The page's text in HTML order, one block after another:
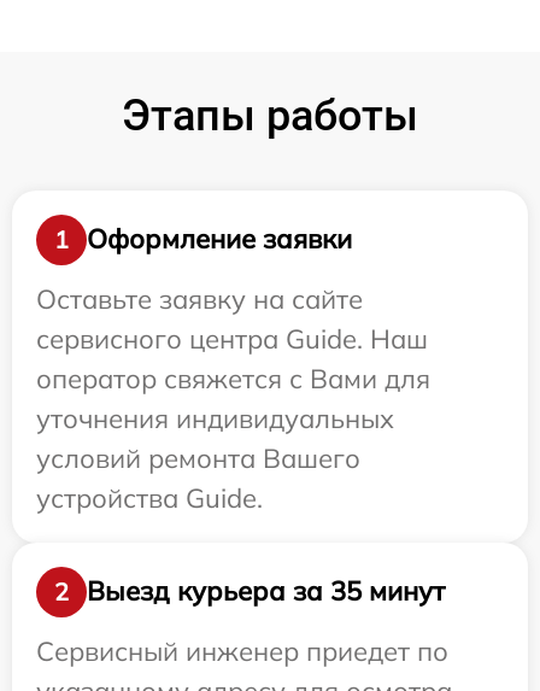
Этапы работы
1
Оформление заявки
Оставьте заявку на сайте
сервисного центра Guide. Наш
оператор свяжется с Вами для
уточнения индивидуальных
условий ремонта Вашего
устройства Guide.
2
Выезд курьера за 35 минут
Сервисный инженер приедет по